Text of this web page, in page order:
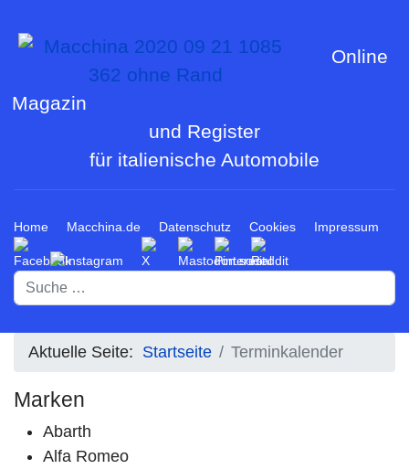
Online
Magazin
und Register
für italienische Automobile
Home Macchina.de Datenschutz Cookies Impressum
Suchen
Aktuelle Seite: Startseite Terminkalender
Marken
Abarth
Alfa Romeo